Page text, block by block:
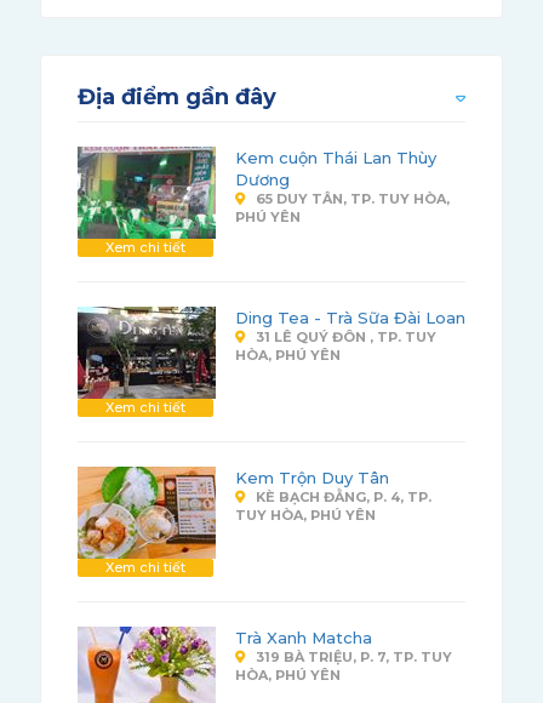
Địa điểm gần đây
Xem chi tiết
Kem cuộn Thái Lan Thùy
Dương
65 DUY TÂN, TP. TUY HÒA,
PHÚ YÊN
Xem chi tiết
Ding Tea - Trà Sữa Đài Loan
31 LÊ QUÝ ĐÔN , TP. TUY
HÒA, PHÚ YÊN
Xem chi tiết
Kem Trộn Duy Tân
KÈ BẠCH ĐẰNG, P. 4, TP.
TUY HÒA, PHÚ YÊN
Trà Xanh Matcha
319 BÀ TRIỆU, P. 7, TP. TUY
HÒA, PHÚ YÊN